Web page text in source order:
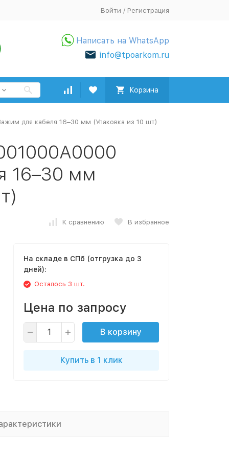
Войти / Регистрация
Написать на WhatsApp
info@tpoarkom.ru
Корзина
для кабеля 16–30 мм (Упаковка из 10 шт)
16–30 мм
К сравнению В избранное
На складе в СПб (отгрузка до 3
дней):
Осталось 3 шт.
Цена по запросу
В корзину
Купить в 1 клик